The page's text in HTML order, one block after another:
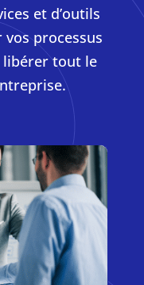
et d’outils
processus
libérer tout le